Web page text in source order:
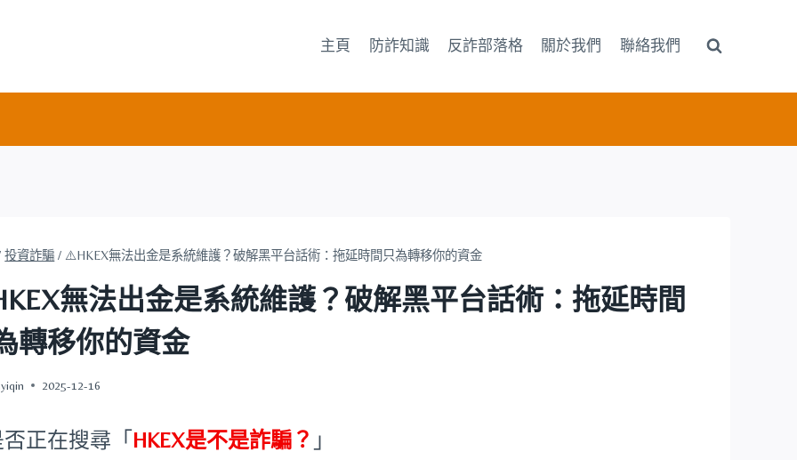
主頁 防詐知識 反詐部落格 關於我們 聯絡我們
投資詐騙 / ⚠️HKEX無法出金是系統維護？破解黑平台話術：拖延時間只為轉移你的資金
無法出金是系統維護？破解黑平台話術：拖延時間
轉移你的資金
2025-12-16
正在搜尋「 HKEX是不是詐騙？ 」